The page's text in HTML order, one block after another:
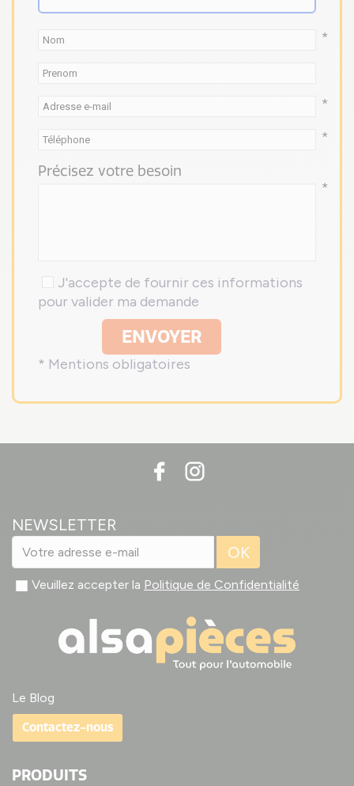
*
*
*
Précisez votre besoin
*
J'accepte de fournir ces informations
pour valider ma demande
ENVOYER
* Mentions obligatoires
NEWSLETTER
OK
Veuillez accepter la Politique de Confidentialité
Le Blog
Contactez-nous
PRODUITS